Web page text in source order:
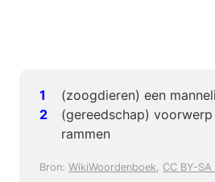
(zoogdieren) een
(gereedschap)
rammen
Bron: WikiWoordenboek, CC BY-SA